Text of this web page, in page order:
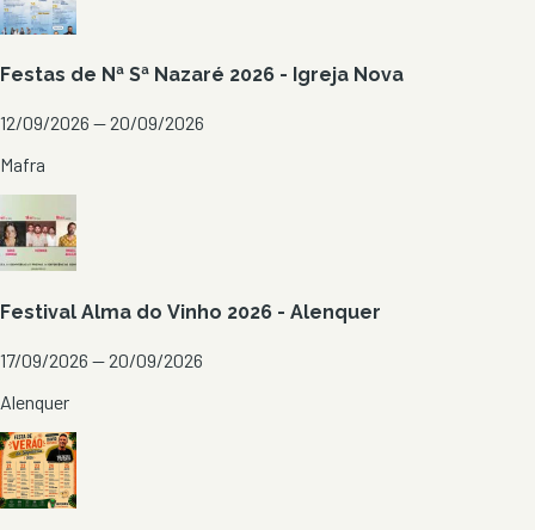
Festas de Nª Sª Nazaré 2026 - Igreja Nova
12/09/2026 — 20/09/2026
Mafra
Festival Alma do Vinho 2026 - Alenquer
17/09/2026 — 20/09/2026
Alenquer